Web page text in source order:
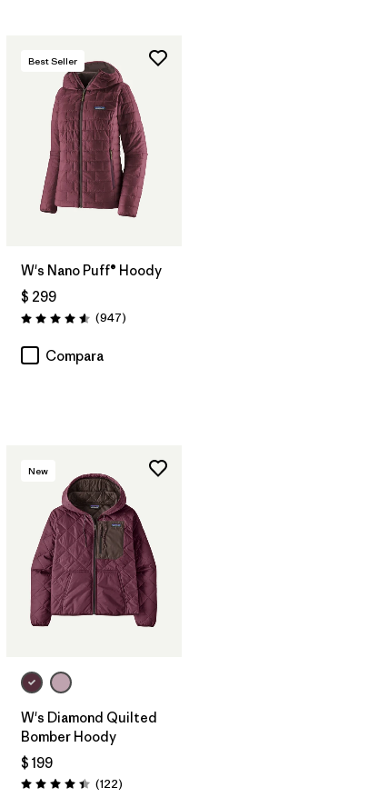
Best Seller
W's Nano Puff® Hoody
$ 299
Valoración: 4.6 / 5
(947Comentarios
)
Compara
New
W's Diamond Quilted
Bomber Hoody
$ 199
Valoración: 4.5 / 5
(122Comentarios
)